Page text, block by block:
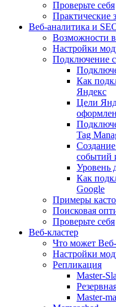
Проверьте себя
Практические
Веб-аналитика и
Возможности
Настройки
Подключение
Как
Яндекс
Цели
Tag
событий
Уровень
Как
Google
Примеры
Поисковая
Проверьте себя
Веб-кластер
Что может
Настройки
Репликация
Master-
Master-